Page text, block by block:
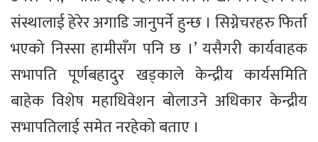
संस्थालाई हेरेर अगाडि जानुपर्ने हुन्छ । सिग्नेचरहरु फिर्ता
भएको निस्सा हामीसँग पनि छ ।’ यसैगरी कार्यवाहक
सभापति पूर्णबहादुर खड्काले केन्द्रीय कार्यसमिति
बाहेक विशेष महाधिवेशन बोलाउने अधिकार केन्द्रीय
सभापतिलाई समेत नरहेको बताए ।